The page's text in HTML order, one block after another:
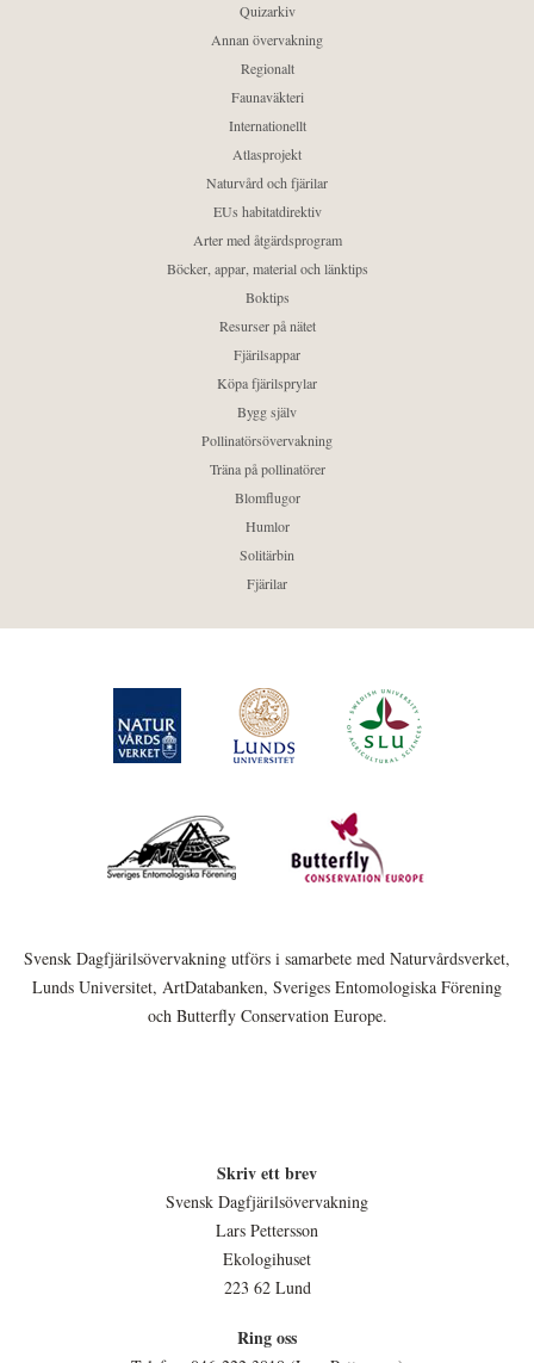
Quizarkiv
Annan övervakning
Regionalt
Faunaväkteri
Internationellt
Atlasprojekt
Naturvård och fjärilar
EUs habitatdirektiv
Arter med åtgärdsprogram
Böcker, appar, material och länktips
Boktips
Resurser på nätet
Fjärilsappar
Köpa fjärilsprylar
Bygg själv
Pollinatörsövervakning
Träna på pollinatörer
Blomflugor
Humlor
Solitärbin
Fjärilar
Svensk Dagfjärilsövervakning utförs i samarbete med Naturvårdsverket,
Lunds Universitet, ArtDatabanken, Sveriges Entomologiska Förening
och Butterfly Conservation Europe.
Skriv ett brev
Svensk Dagfjärilsövervakning
Lars Pettersson
Ekologihuset
223 62 Lund
Ring oss